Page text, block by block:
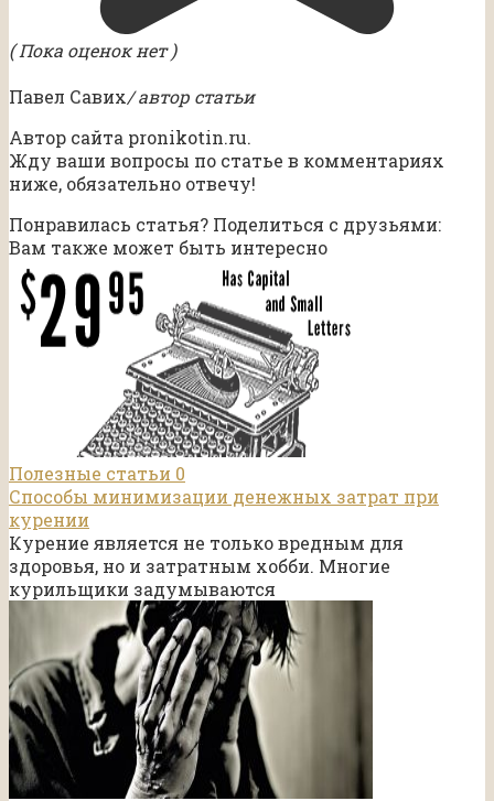
( Пока оценок нет )
Павел Савих/ автор статьи
Автор сайта pronikotin.ru.
Жду ваши вопросы по статье в комментариях
ниже, обязательно отвечу!
Понравилась статья? Поделиться с друзьями:
Вам также может быть интересно
Полезные статьи 0
Способы минимизации денежных затрат при
курении
Курение является не только вредным для
здоровья, но и затратным хобби. Многие
курильщики задумываются